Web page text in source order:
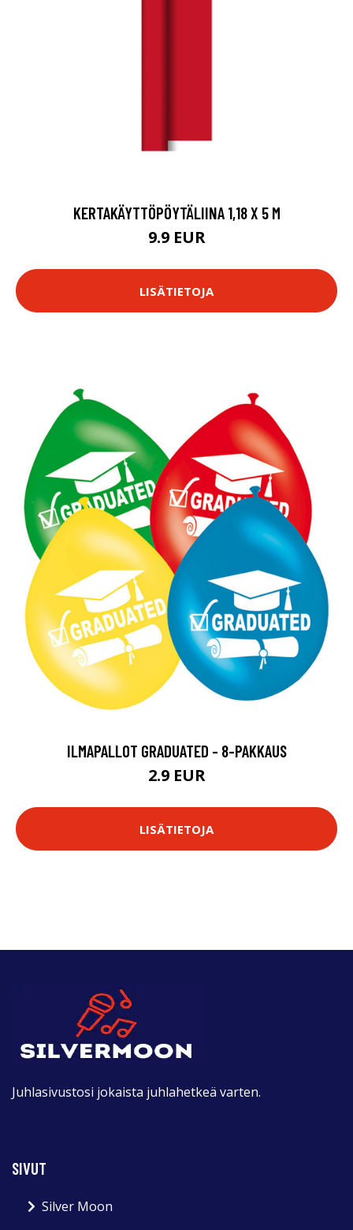
KERTAKÄYTTÖPÖYTÄLIINA 1,18 X 5 M
9.9 EUR
LISÄTIETOJA
ILMAPALLOT GRADUATED - 8-PAKKAUS
2.9 EUR
LISÄTIETOJA
Juhlasivustosi jokaista juhlahetkeä varten.
SIVUT
Silver Moon